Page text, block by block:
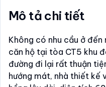
Mô tả chi tiết
Không có nhu cầu ở đến
căn hộ tại tòa CT5 khu
đường đi lại rất thuận
hướng mát, nhà thiết kế